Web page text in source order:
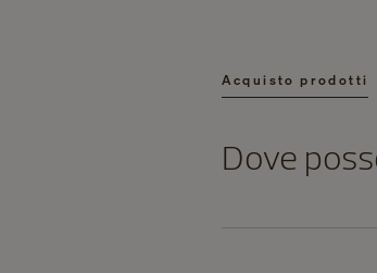
Acquisto prodotti
Dove